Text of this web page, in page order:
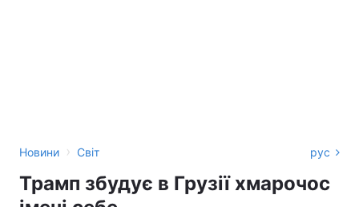
Новини › Світ рус
Трамп збудує в Грузії хмарочос